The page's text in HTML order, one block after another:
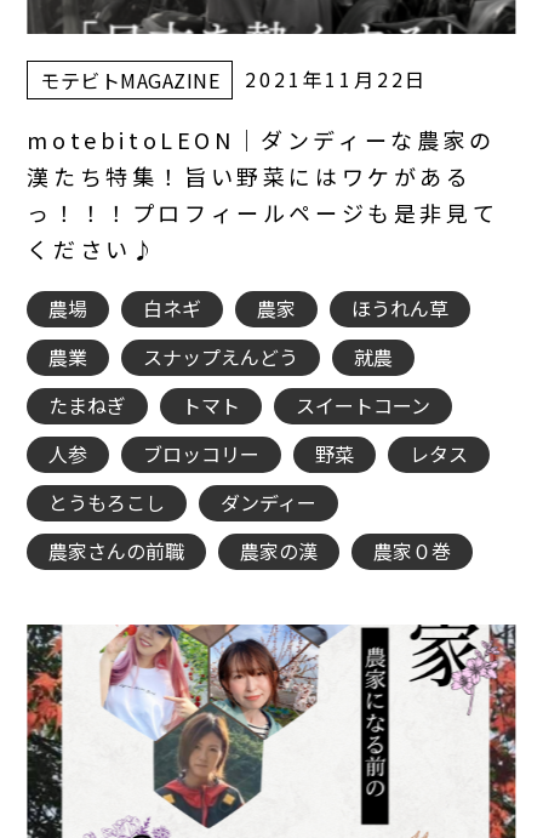
モテビトMAGAZINE 2021年11月22日
motebitoLEON｜ダンディーな農家の
漢たち特集！旨い野菜にはワケがある
っ！！！プロフィールページも是非見て
ください♪
農場 白ネギ 農家
ほうれん草
農業
スナップえんどう
就農
たまねぎ
トマト
スイートコーン
人参
ブロッコリー 野菜
レタス
とうもろこし
ダンディー
農家さんの前職
農家の漢 農家０巻